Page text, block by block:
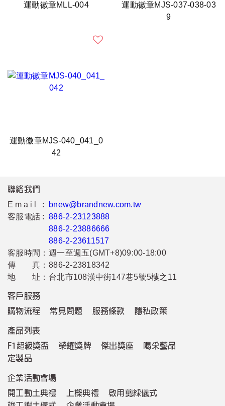
運動徽章MLL-004
運動徽章MJS-037-038-03
9
運動徽章MJS-040_041_0
42
聯絡我們
Email :
bnew@brandnew.com.tw
客服電話 : 886-2-23123888
886-2-23886666
886-2-23611517
客服時間： 週一至週五(GMT+8)09:00-18:00
傳 真： 886-2-23818342
地 址： 台北市108漢中街147巷5號5樓之11
客戶服務
購物流程
常見問題 服務條款 隱私政策
產品列表
F1超級獎盃
榮耀獎牌 傑出獎座
喝采藝品
定製品
企業活動會場
開工動土典禮
上樑典禮
啟用剪綵儀式